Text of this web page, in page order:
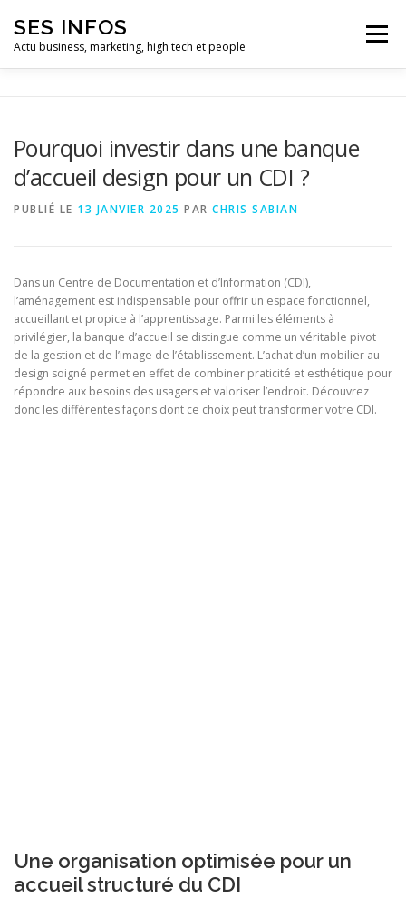
contenu
SES INFOS
Actu business, marketing, high tech et people
Menu
HIGH TECH ET INFORMATIQUE INFLUENCEURS
Pourquoi investir dans une banque
d’accueil design pour un CDI ?
PUBLIÉ LE 13 JANVIER 2025 PAR CHRIS SABIAN
Dans un Centre de Documentation et d’Information (CDI),
l’aménagement est indispensable pour offrir un espace fonctionnel,
accueillant et propice à l’apprentissage. Parmi les éléments à
privilégier, la banque d’accueil se distingue comme un véritable pivot
de la gestion et de l’image de l’établissement. L’achat d’un mobilier au
design soigné permet en effet de combiner praticité et esthétique pour
répondre aux besoins des usagers et valoriser l’endroit. Découvrez
donc les différentes façons dont ce choix peut transformer votre CDI.
Une organisation optimisée pour un
accueil structuré du CDI